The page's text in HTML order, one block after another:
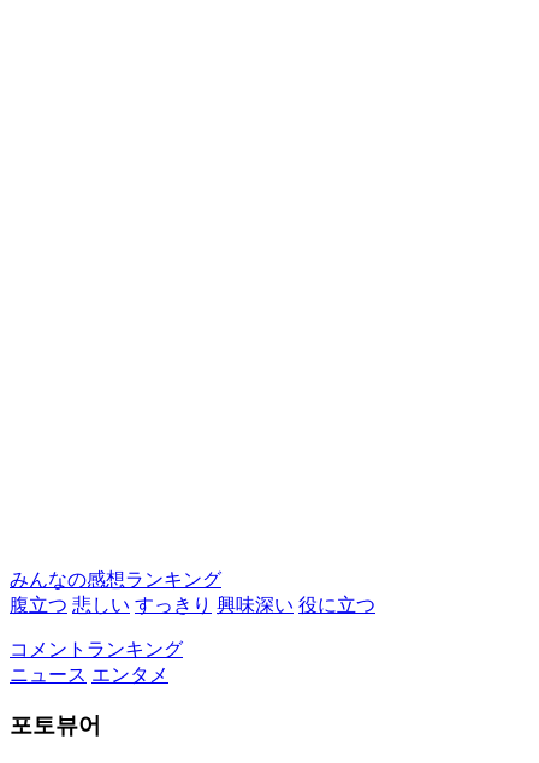
みんなの感想ランキング
腹立つ 悲しい すっきり 興味深い 役に立つ
コメントランキング
ニュース エンタメ
포토뷰어